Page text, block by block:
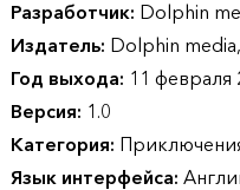
Разработчик: Dolphin
Издатель: Dolphin
Год выхода: 11 февраля
Версия: 1.0
Категория:
Язык интерфейса: